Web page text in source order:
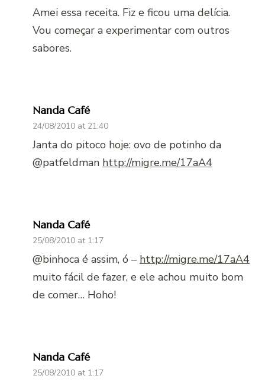
Amei essa receita. Fiz e ficou uma delícia.
Vou começar a experimentar com outros
sabores.
Nanda Café
24/08/2010 at 21:40
Janta do pitoco hoje: ovo de potinho da
@patfeldman http://migre.me/17aA4
Nanda Café
25/08/2010 at 1:17
@binhoca é assim, ó – http://migre.me/17aA4
muito fácil de fazer, e ele achou muito bom
de comer… Hoho!
Nanda Café
25/08/2010 at 1:17